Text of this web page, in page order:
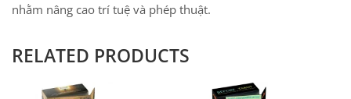
nhằm nâng cao trí tuệ và phép thuật.
RELATED PRODUCTS